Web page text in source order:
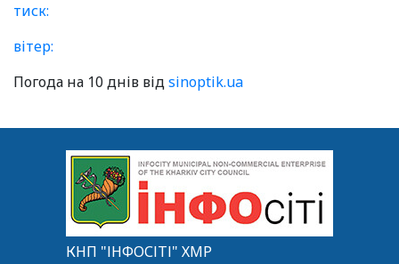
тиск:
вітер:
Погода на 10 днів відsinoptik.ua
КНП "ІНФОСІТІ" ХМР